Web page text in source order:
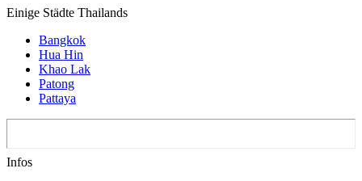
Einige Städte Thailands
Bangkok
Hua Hin
Khao Lak
Patong
Pattaya
Infos